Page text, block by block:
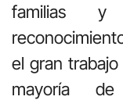
familias y
el gran
mayoría